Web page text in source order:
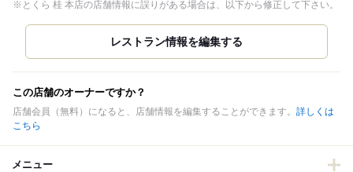
※とくら 桂 本店の店舗情報に誤りがある場合は、以下から修正して下さい。
この店舗のオーナーですか？
店舗会員（無料）になると、店舗情報を編集することができます。 詳しくは
こちら
メニュー